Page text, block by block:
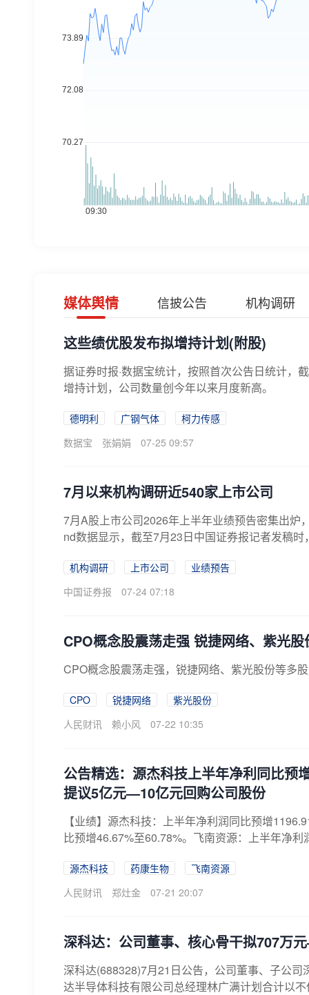
媒体舆情 信披公告 机构调研
这些绩优股发布拟增持计划(附股)
据证券时报·数据宝统计，按照首次公告日统计，
增持计划，公司数量创今年以来月度新高。
德明利 广钢气体
柯力传感
数据宝
张娟娟 07-25 09:57
7月以来机构调研近540家上市公司
7月A股上市公司2026年上半年业绩预告密集出炉
nd数据显示，截至7月23日中国证券报记者发稿
机构调研 上市公司
业绩预告
中国证券报
07-24 07:18
CPO概念股震荡走强 锐捷网络、紫光
CPO概念股震荡走强，锐捷网络、紫光股份等多
CPO 锐捷网络
紫光股份
人民财讯
赖小风 07-22 10:35
公告精选：源杰科技上半年净利同比预
提议5亿元—10亿元回购公司股份
【业绩】源杰科技：上半年净利润同比预增
比预增46.67%至60.78%。飞南资源：上半年净利
源杰科技 药康生物
飞南资源
人民财讯
郑灶金 07-21 20:07
深科达：公司董事、核心骨干拟707万
深科达(688328)7月21日公告，公司董事、子公
达半导体科技有限公司总经理林广满计划合计以